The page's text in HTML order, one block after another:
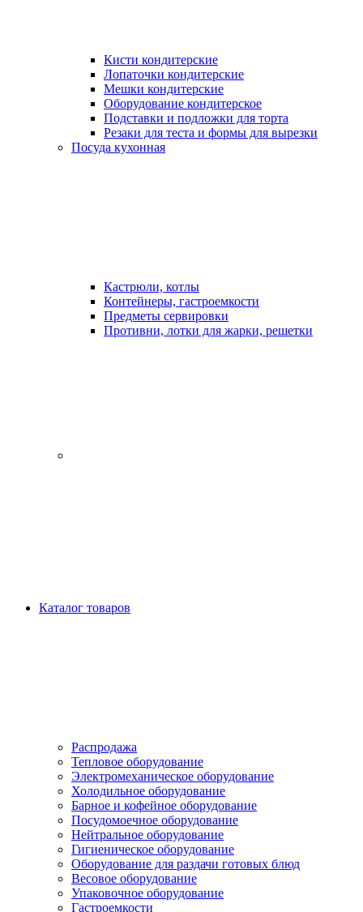
Кисти кондитерские
Лопаточки кондитерские
Мешки кондитерские
Оборудование кондитерское
Подставки и подложки для торта
Резаки для теста и формы для вырезки
Посуда кухонная
Кастрюли, котлы
Контейнеры, гастроемкости
Предметы сервировки
Противни, лотки для жарки, решетки
Каталог товаров
Распродажа
Тепловое оборудование
Электромеханическое оборудование
Холодильное оборудование
Барное и кофейное оборудование
Посудомоечное оборудование
Нейтральное оборудование
Гигиеническое оборудование
Оборудование для раздачи готовых блюд
Весовое оборудование
Упаковочное оборудование
Гастроемкости